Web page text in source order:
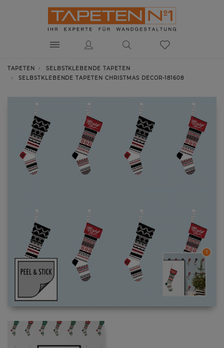
TAPETEN
SELBSTKLEBENDE TAPETEN
SELBSTKLEBENDE TAPETEN CHRISTMAS DECOR-181608
1